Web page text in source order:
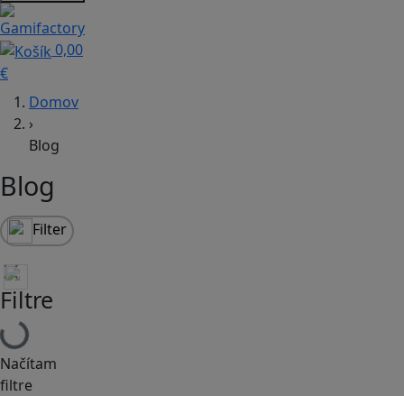
0,00
€
Domov
›
Blog
Blog
Filter
Filtre
Načítam
filtre